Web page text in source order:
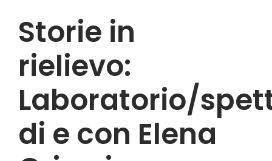
Storie in
rielievo:
Laboratorio/
di e con Elena